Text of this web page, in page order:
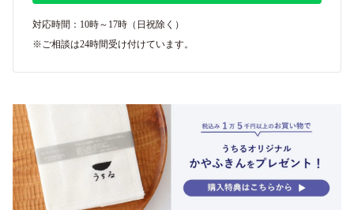
対応時間：10時～17時（日祝除く）
※ご相談は24時間受け付けています。